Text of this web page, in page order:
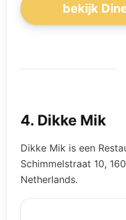
bekijk
4. Dikke Mik
Dikke Mik is een
Schimmelstraat 10,
Netherlands.